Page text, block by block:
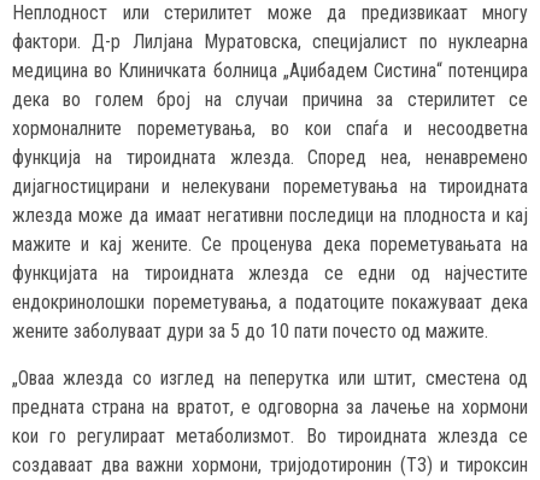
Неплодност или стерилитет може да предизвикаат многу
фактори. Д-р Лилјана Муратовска, специјалист по нуклеарна
медицина во Клиничката болница „Аџибадем Систина“ потенцира
дека во голем број на случаи причина за стерилитет се
хормоналните пореметувања, во кои спаѓа и несоодветна
функција на тироидната жлезда. Според неа, ненавремено
дијагностицирани и нелекувани пореметувања на тироидната
жлезда може да имаат негативни последици на плодноста и кај
мажите и кај жените. Се проценува дека пореметувањата на
функцијата на тироидната жлезда се едни од најчестите
ендокринолошки пореметувања, а податоците покажуваат дека
жените заболуваат дури за 5 до 10 пати почесто од мажите.
„Оваа жлезда со изглед на пеперутка или штит, сместена од
предната страна на вратот, е одговорна за лачење на хормони
кои го регулираат метаболизмот. Во тироидната жлезда се
создаваат два важни хормони, тријодотиронин (Т3) и тироксин